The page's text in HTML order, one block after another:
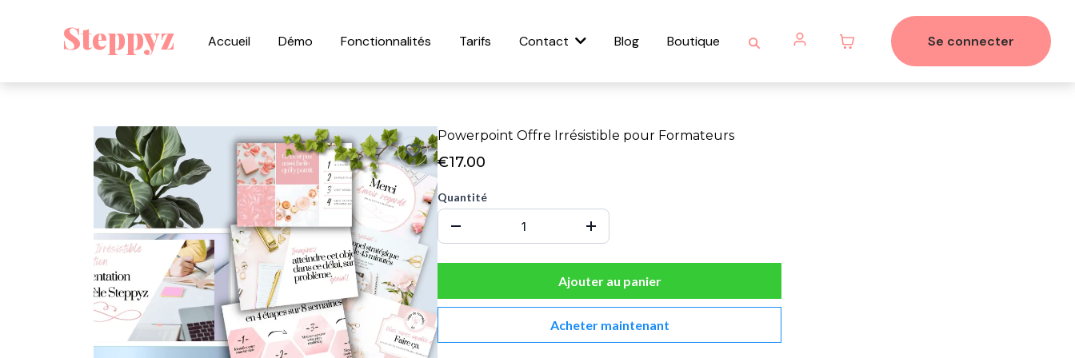
Steppyz Accueil Démo Fonctionnalités Tarifs Contact Blog Boutique Se connecter
Powerpoint Offre Irrésistible pour Formateurs
€17.00
Quantité
Ajouter au panier
Acheter maintenant